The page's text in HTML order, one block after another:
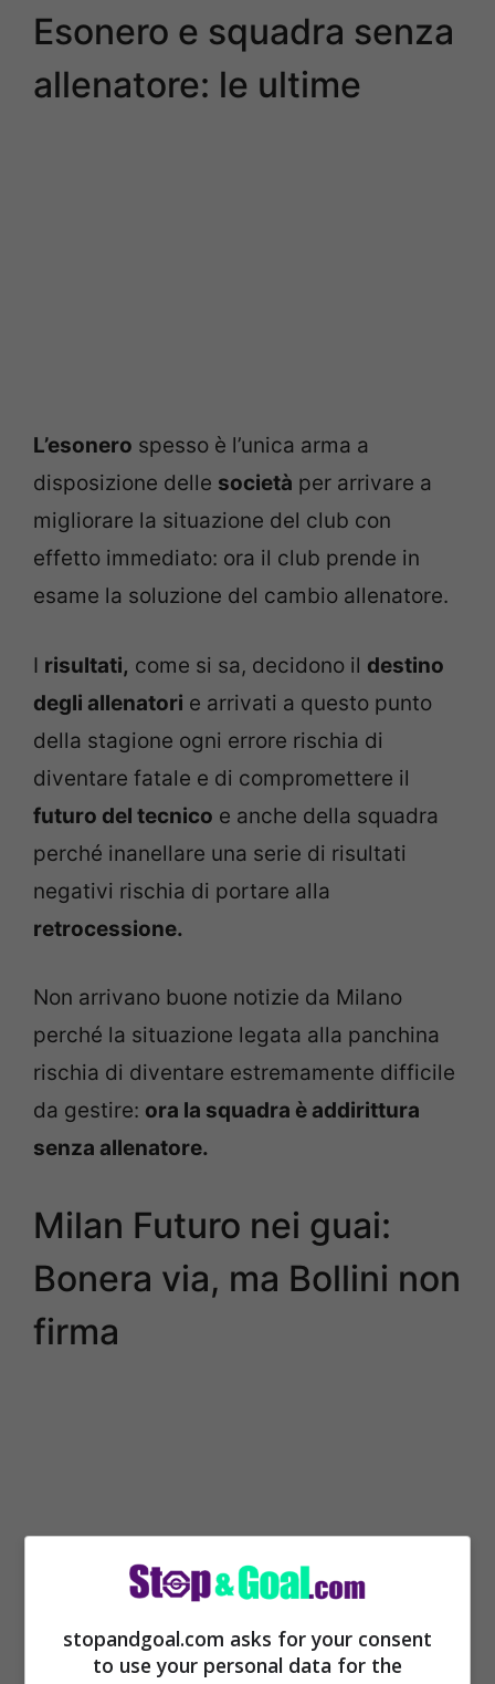
Esonero e squadra senza
allenatore: le ultime
L’esonero spesso è l’unica arma a
disposizione delle società per arrivare a
migliorare la situazione del club con
effetto immediato: ora il club prende in
esame la soluzione del cambio allenatore.
I risultati, come si sa, decidono il destino
degli allenatori e arrivati a questo punto
della stagione ogni errore rischia di
diventare fatale e di compromettere il
futuro del tecnico e anche della squadra
perché inanellare una serie di risultati
negativi rischia di portare alla
retrocessione.
Non arrivano buone notizie da Milano
perché la situazione legata alla panchina
rischia di diventare estremamente difficile
da gestire: ora la squadra è addirittura
senza allenatore.
Milan Futuro nei guai:
Bonera via, ma Bollini non
firma
stopandgoal.com asks for your consent
to use your personal data for the